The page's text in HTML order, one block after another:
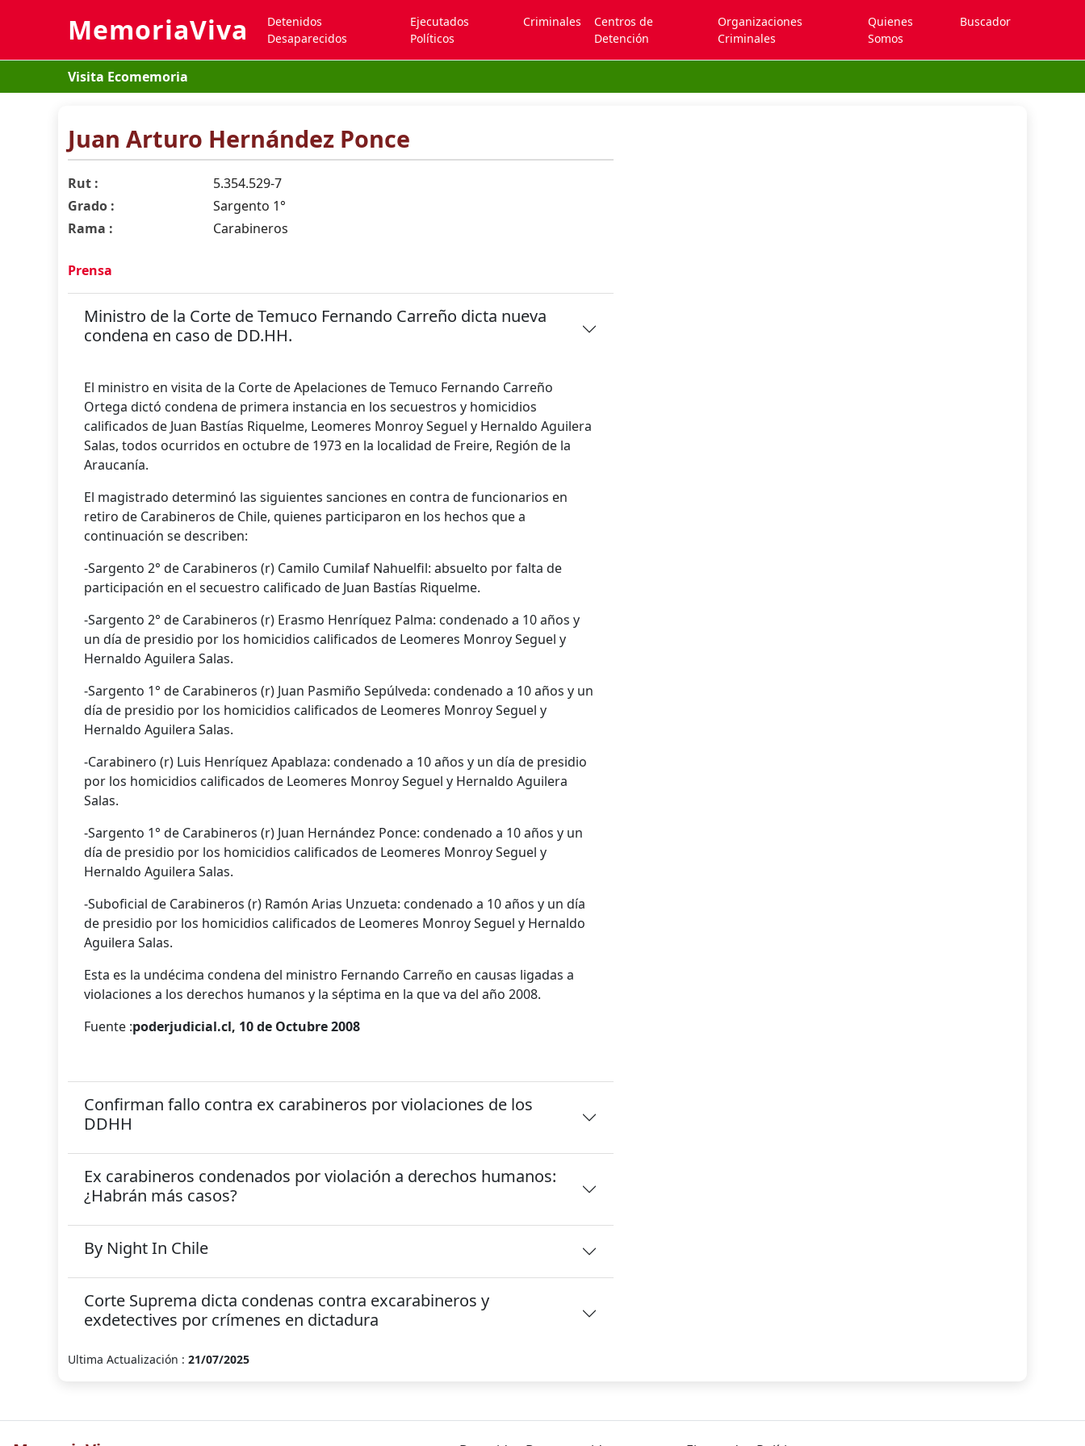
MemoriaViva
Detenidos
Desaparecidos
Ejecutados
Políticos
Criminales
Centros de
Detención
Organizaciones
Criminales
Quienes
Somos
Buscador
Visita Ecomemoria
Juan Arturo Hernández Ponce
Rut :
5.354.529-7
Grado :
Sargento 1°
Rama :
Carabineros
Prensa
Ministro de la Corte de Temuco Fernando Carreño dicta nueva
condena en caso de DD.HH.
El ministro en visita de la Corte de Apelaciones de Temuco Fernando Carreño
Ortega dictó condena de primera instancia en los secuestros y homicidios
calificados de Juan Bastías Riquelme, Leomeres Monroy Seguel y Hernaldo Aguilera
Salas, todos ocurridos en octubre de 1973 en la localidad de Freire, Región de la
Araucanía.
El magistrado determinó las siguientes sanciones en contra de funcionarios en
retiro de Carabineros de Chile, quienes participaron en los hechos que a
continuación se describen:
-Sargento 2° de Carabineros (r) Camilo Cumilaf Nahuelfil: absuelto por falta de
participación en el secuestro calificado de Juan Bastías Riquelme.
-Sargento 2° de Carabineros (r) Erasmo Henríquez Palma: condenado a 10 años y
un día de presidio por los homicidios calificados de Leomeres Monroy Seguel y
Hernaldo Aguilera Salas.
-Sargento 1° de Carabineros (r) Juan Pasmiño Sepúlveda: condenado a 10 años y un
día de presidio por los homicidios calificados de Leomeres Monroy Seguel y
Hernaldo Aguilera Salas.
-Carabinero (r) Luis Henríquez Apablaza: condenado a 10 años y un día de presidio
por los homicidios calificados de Leomeres Monroy Seguel y Hernaldo Aguilera
Salas.
-Sargento 1° de Carabineros (r) Juan Hernández Ponce: condenado a 10 años y un
día de presidio por los homicidios calificados de Leomeres Monroy Seguel y
Hernaldo Aguilera Salas.
-Suboficial de Carabineros (r) Ramón Arias Unzueta: condenado a 10 años y un día
de presidio por los homicidios calificados de Leomeres Monroy Seguel y Hernaldo
Aguilera Salas.
Esta es la undécima condena del ministro Fernando Carreño en causas ligadas a
violaciones a los derechos humanos y la séptima en la que va del año 2008.
Fuente :poderjudicial.cl, 10 de Octubre 2008
Confirman fallo contra ex carabineros por violaciones de los
DDHH
Ex carabineros condenados por violación a derechos humanos:
¿Habrán más casos?
By Night In Chile
Corte Suprema dicta condenas contra excarabineros y
exdetectives por crímenes en dictadura
Ultima Actualización : 21/07/2025